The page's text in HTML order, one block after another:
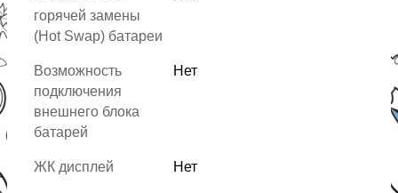
горячей замены
(Hot Swap) батареи
Возможность
подключения
внешнего блока
батарей
Нет
ЖК дисплей Нет